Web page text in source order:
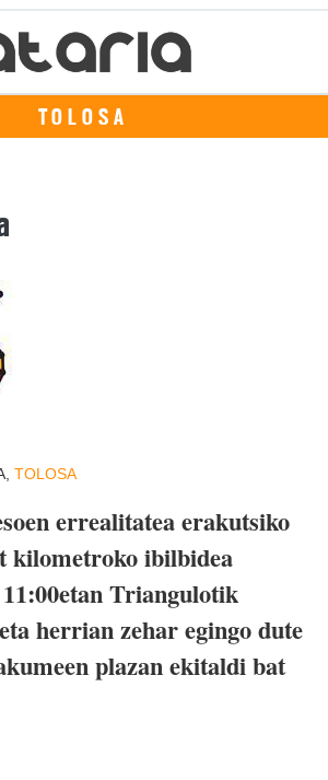
TOLOSA
TOLOSA
errealitatea erakutsiko
kilometroko ibilbidea
Triangulotik
herrian zehar egingo dute
plazan ekitaldi bat